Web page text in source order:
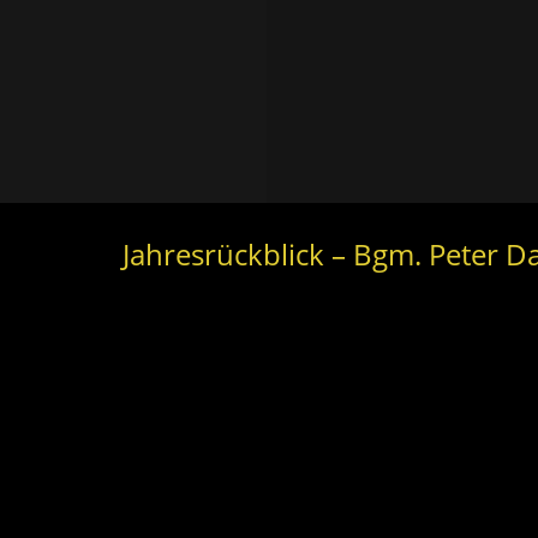
Jahresrückblick – Bgm. Peter